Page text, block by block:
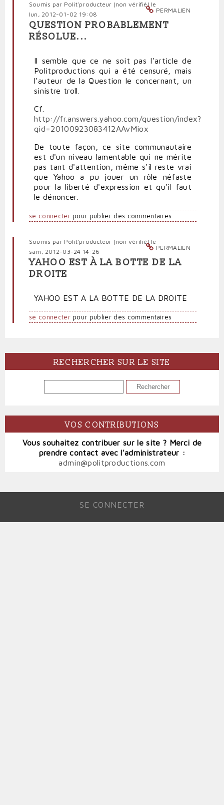
PERMALIEN
Soumis par Polit'producteur (non vérifié)le
lun, 2012-01-02 19:08
QUESTION PROBABLEMENT
RÉSOLUE...
Il semble que ce ne soit pas l'article de
Politproductions qui a été censuré, mais
l'auteur de la Question le concernant, un
sinistre troll.
Cf.
http://fr.answers.yahoo.com/question/index?
qid=20100923083412AAvMiox
De toute façon, ce site communautaire
est d'un niveau lamentable qui ne mérite
pas tant d'attention, même s'il reste vrai
que Yahoo a pu jouer un rôle néfaste
pour la liberté d'expression et qu'il faut
le dénoncer.
se connecterpour publier des commentaires
PERMALIEN
Soumis par Polit'producteur (non vérifié)le
sam, 2012-03-24 14:26
YAHOO EST À LA BOTTE DE LA
DROITE
YAHOO EST A LA BOTTE DE LA DROITE
se connecterpour publier des commentaires
RECHERCHER SUR LE SITE
RECHERCHER
VOS CONTRIBUTIONS
Vous souhaitez contribuer sur le site ? Merci de
prendre contact avec l'administrateur :
admin@politproductions.com
SE CONNECTER